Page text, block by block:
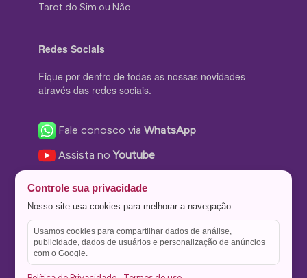
Tarot do Sim ou Não
Redes Sociais
Fique por dentro de todas as nossas novidades
através das redes sociais.
Fale conosco viaWhatsApp
Assista noYoutube
Nos siga no Instagram
Nos siga noTwitter
Salve no
Controle sua privacidade
Nosso site usa cookies para melhorar a navegação.
Usamos cookies para compartilhar dados de análise,
publicidade, dados de usuários e personalização de anúncios
com o Google.